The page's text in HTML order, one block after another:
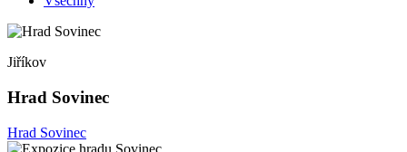
Jiříkov
Hrad Sovinec
Hrad Sovinec